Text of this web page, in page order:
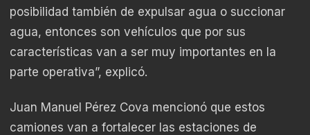
posibilidad también de expulsar agua o succionar
agua, entonces son vehículos que por sus
características van a ser muy importantes en la
parte operativa”, explicó.
Juan Manuel Pérez Cova mencionó que estos
camiones van a fortalecer las estaciones de